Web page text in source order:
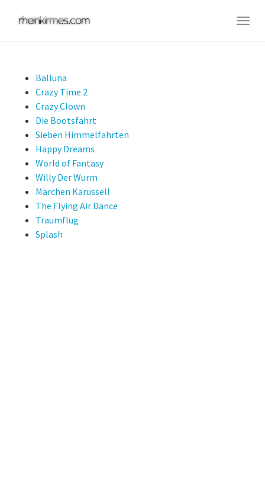
Balluna
Crazy Time 2
Crazy Clown
Die Bootsfahrt
Sieben Himmelfahrten
Happy Dreams
World of Fantasy
Willy Der Wurm
Märchen Karussell
The Flying Air Dance
Traumflug
Splash